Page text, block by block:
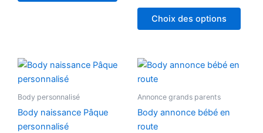
Choix des options
être
Body personnalisé
Body naissance Pâque
personnalisé
Plage
de
17,99 €
produit
variations.
Annonce grands parents
Body annonce bébé en
route